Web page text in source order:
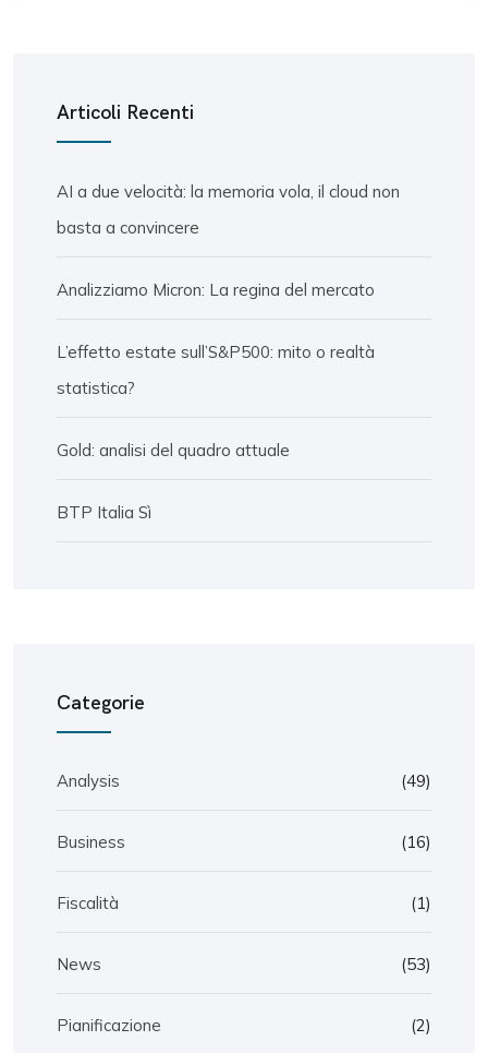
Articoli Recenti
AI a due velocità: la memoria vola, il cloud non
basta a convincere
Analizziamo Micron: La regina del mercato
L’effetto estate sull’S&P500: mito o realtà
statistica?
Gold: analisi del quadro attuale
BTP Italia Sì
Categorie
Analysis (49)
Business (16)
Fiscalità (1)
News (53)
Pianificazione (2)